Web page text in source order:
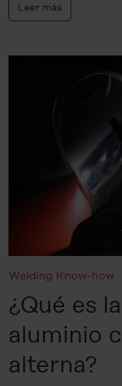
Leer más
Welding Know-how
¿Qué es
aluminio
alterna?